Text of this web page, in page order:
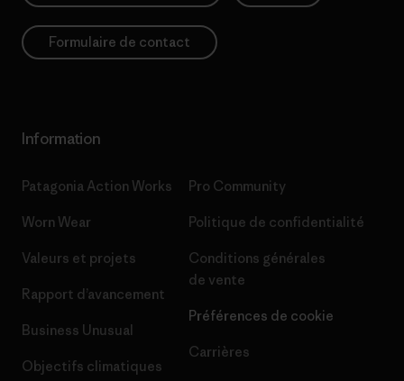
Formulaire de contact
Information
Patagonia Action Works
Worn Wear
Valeurs et projets
Rapport d’avancement
Business Unusual
Objectifs climatiques
Pro Community
Politique de confidentialité
Conditions générales
de vente
Préférences de cookie
Carrières